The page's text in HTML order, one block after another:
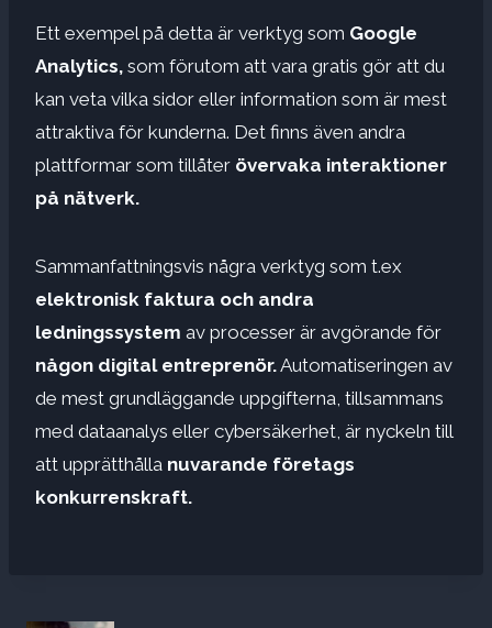
Ett exempel på detta är verktyg som Google
Analytics, som förutom att vara gratis gör att du
kan veta vilka sidor eller information som är mest
attraktiva för kunderna. Det finns även andra
plattformar som tillåter övervaka interaktioner
på nätverk.
Sammanfattningsvis några verktyg som t.ex
elektronisk faktura och andra
ledningssystem av processer är avgörande för
någon digital entreprenör.Automatiseringen av
de mest grundläggande uppgifterna, tillsammans
med dataanalys eller cybersäkerhet, är nyckeln till
att upprätthålla nuvarande företags
konkurrenskraft.